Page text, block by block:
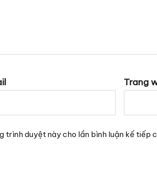
Trang
trình duyệt này cho lần bình luận kế tiếp